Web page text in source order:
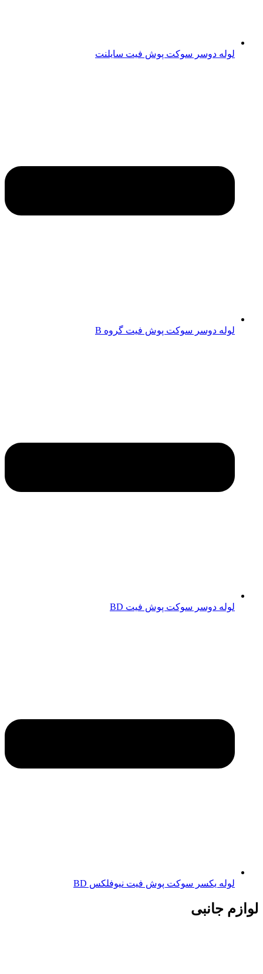
لوله دوسر سوکت پوش فیت سایلنت
لوله دوسر سوکت پوش فیت گروه B
لوله دوسر سوکت پوش فیت BD
لوله یکسر سوکت پوش فیت نیوفلکس BD
لوازم جانبی